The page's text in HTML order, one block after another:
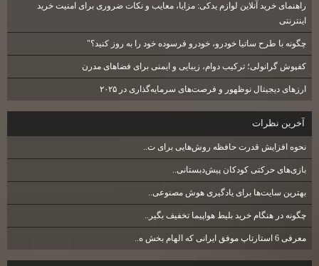
راهنمای خرید آنلاین لوازم یدکی: مزایا، معایب و نکات ضروری برای امنیت خرید
اینترنتی
چگونه با طرح ساتیا خودرو، خودرو فرسوده خود را به روز کنید؟"
کفپوش گرانولی؛ ترکیب دوام، زیبایی و ایمنی برای فضاهای مدرن
ارزهای دیجیتال نوظهور و فرصت‌های سرمایه‌گذاری در ۲۰۲۵
آخرين نظرات
نحوه افزایش قدرت حافظه روش‌هایی برای ت..
بازی‌های حرکتی کودکان پیش‌دبستانی..
بهترین سایت‌ها برای یادگیری هوش مصنوعی..
چگونه در هنگام خرید بلیط هواپیما تخفیف بگیر..
معرفی 6 استارتاپ موفق ایرانی که الهام بخش ه..